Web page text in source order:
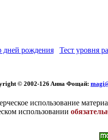
рождения Тест уровня
© 2002-126 Aннa Фoщaй:
использование
использовании